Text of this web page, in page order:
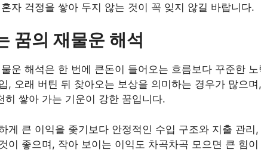
자 걱정을 쌓아 두지 않는 것이 꼭 잊지 않길 바랍니다.
꿈의 재물운 해석
운 해석은 한 번에 큰돈이 들어오는 흐름보다 꾸준한
, 오래 버틴 뒤 찾아오는 보상을 의미하는 경우가 많으
히 쌓아 가는 기운이 강한 꿈입니다.
게 큰 이익을 좇기보다 안정적인 수입 구조와 지출 관리
이 좋으며, 작아 보이는 이익도 차곡차곡 모으면 큰 힘